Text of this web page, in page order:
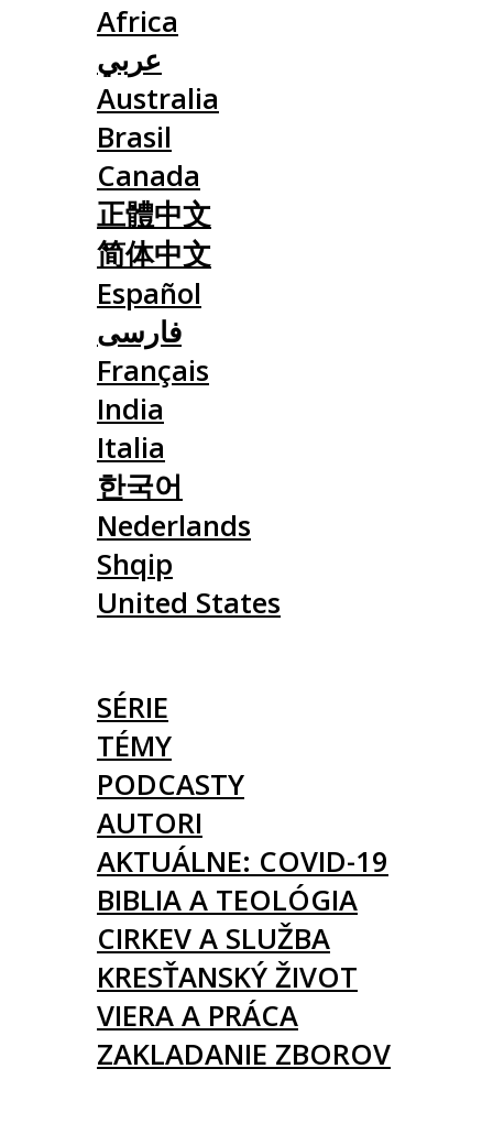
Africa
عربي
Australia
Brasil
Canada
正體中文
简体中文
Español
فارسی
Français
India
Italia
한국어
Nederlands
Shqip
United States
SÉRIE
TÉMY
PODCASTY
AUTORI
AKTUÁLNE: COVID-19
BIBLIA A TEOLÓGIA
CIRKEV A SLUŽBA
KRESŤANSKÝ ŽIVOT
VIERA A PRÁCA
ZAKLADANIE ZBOROV